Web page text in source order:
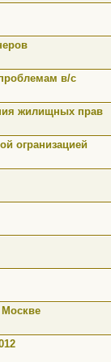
в/с
жилищных прав
огранизацией